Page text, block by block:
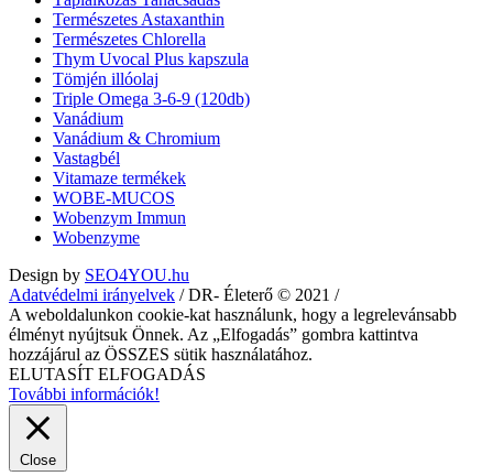
Természetes Astaxanthin
Természetes Chlorella
Thym Uvocal Plus kapszula
Tömjén illóolaj
Triple Omega 3-6-9 (120db)
Vanádium
Vanádium & Chromium
Vastagbél
Vitamaze termékek
WOBE-MUCOS
Wobenzym Immun
Wobenzyme
Design by SEO4YOU.hu
Adatvédelmi irányelvek / DR- Életerő © 2021 /
A weboldalunkon cookie-kat használunk, hogy a legrelevánsabb
élményt nyújtsuk Önnek. Az „Elfogadás” gombra kattintva
hozzájárul az ÖSSZES sütik használatához.
ELUTASÍT ELFOGADÁS
További információk!
Close